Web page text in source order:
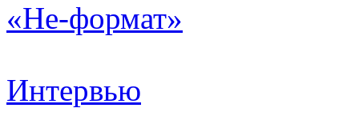
«Не-формат»
Интервью